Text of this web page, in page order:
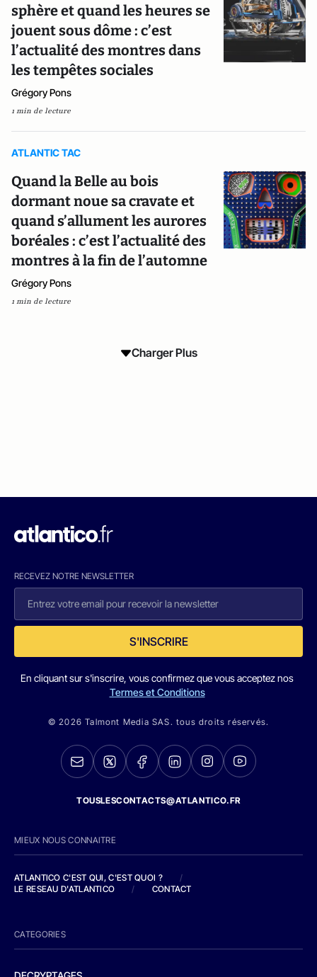
sphère et quand les heures se
jouent sous dôme : c’est
l’actualité des montres dans
les tempêtes sociales
Grégory Pons
1 min de lecture
ATLANTIC TAC
Quand la Belle au bois
dormant noue sa cravate et
quand s’allument les aurores
boréales : c’est l’actualité des
montres à la fin de l’automne
Grégory Pons
1 min de lecture
Charger Plus
RECEVEZ NOTRE NEWSLETTER
S'INSCRIRE
En cliquant sur s'inscrire, vous confirmez que vous acceptez nos
Termes et Conditions
© 2026 Talmont Media SAS. tous droits réservés.
TOUSLESCONTACTS@ATLANTICO.FR
MIEUX NOUS CONNAITRE
ATLANTICO C'EST QUI, C'EST QUOI ?
/
LE RESEAU D'ATLANTICO
/ CONTACT
CATEGORIES